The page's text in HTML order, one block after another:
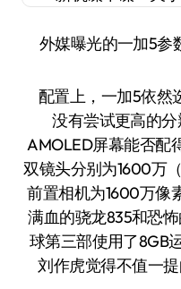
外媒曝光的一加5参
配置上，一加5依然选择了5.5寸的1080p显示屏而
没有尝试更高的
AMOLED屏幕能否配
双镜头分别为1600万
前置相机为1600万像
满血的骁龙835和恐
球第三部使用了8GB
刘作虎觉得不值一提